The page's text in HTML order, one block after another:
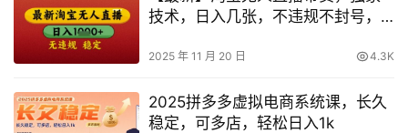
技术，日入几张，不违规不封号，
2025 年 11 月 20 日 4.3K
2025拼多多虚拟电商系统课，长久
稳定，可多店，轻松日入1k